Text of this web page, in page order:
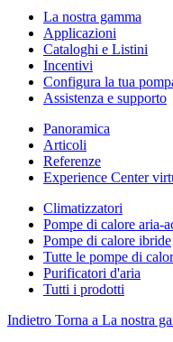
La nostra gamma
Applicazioni
Cataloghi e Listini
Incentivi
Configura la tua
Assistenza e supporto
Panoramica
Articoli
Referenze
Experience Center
Climatizzatori
Pompe di calore aria-
Pompe di calore ibride
Tutte le pompe di
Purificatori d'aria
Tutti i prodotti
Indietro Torna a La nostra